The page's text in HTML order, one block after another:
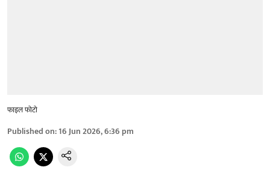
फाइल फोटो
Published on:16 Jun 2026, 6:36 pm